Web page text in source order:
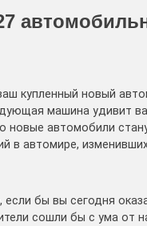
купленный новый
машина удивит
новые автомобили
в автомире,
если бы вы сегодня
сошли бы с ума от